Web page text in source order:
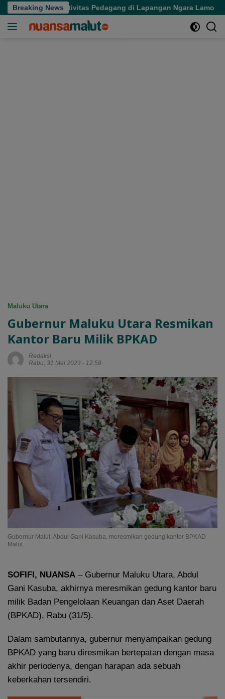
Langsung
ke
Breaking News
Aktivitas Pedagang di Lapangan Ngara Lamo
Maluku Utara
Gubernur Maluku Utara Resmikan
Kantor Baru Milik BPKAD
Redaksi
Rabu, 31 Mei 2023 - 12:59
Gubernur Malut, Abdul Gani Kasuba, meresmikan gedung kantor BPKAD
Malut.
SOFIFI, NUANSA – Gubernur Maluku Utara, Abdul
Gani Kasuba, akhirnya meresmikan gedung kantor baru
milik Badan Pengelolaan Keuangan dan Aset Daerah
(BPKAD), Rabu (31/5).
Dalam sambutannya, gubernur menyampaikan gedung
BPKAD yang baru diresmikan bertepatan dengan masa
akhir periodenya, dengan harapan ada sebuah
keberkahan tersendiri.